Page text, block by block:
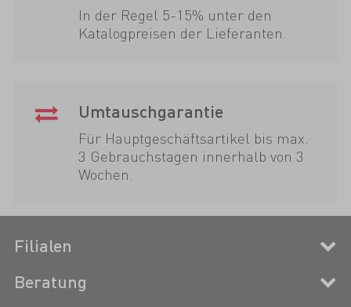
In der Regel 5-15% unter den
Katalogpreisen der Lieferanten.
Umtauschgarantie
Für Hauptgeschäftsartikel bis max.
3 Gebrauchstagen innerhalb von 3
Wochen.
Filialen
Beratung